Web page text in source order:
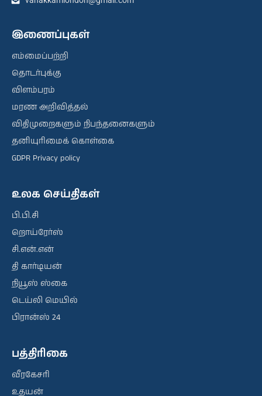
இணைப்புகள்
எம்மைப்பற்றி
தொடர்புக்கு
விளம்பரம்
மரண அறிவித்தல்
விதிமுறைகளும் நிபந்தனைகளும்
தனியுரிமைக் கொள்கை
GDPR Privacy policy
உலக செய்திகள்
பி.பி.சி
றொய்ரேர்ஸ்
சி.என்.என்
தி கார்டியன்
நியூஸ் ஸ்கை
டெய்லி மெயில்
பிரான்ஸ் 24
பத்திரிகை
வீரகேசரி
உதயன்